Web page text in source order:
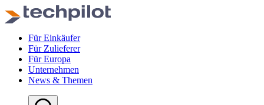
Für Einkäufer
Für Zulieferer
Für Europa
Unternehmen
News & Themen